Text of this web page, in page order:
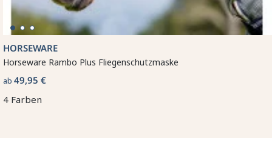
HORSEWARE
Horseware Rambo Plus Fliegenschutzmaske
ab 49,95 €
4 Farben